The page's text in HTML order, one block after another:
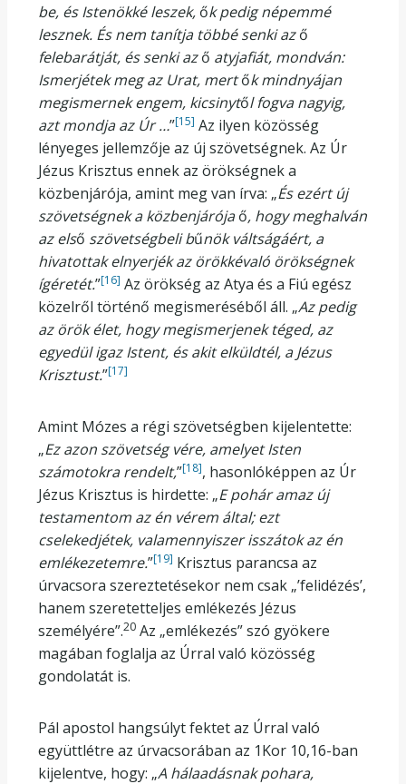
be, és Istenökké leszek, ők pedig népemmé
lesznek. És nem tanítja többé senki aző
felebarátját, és senki aző atyjafiát, mondván:
Ismerjétek meg az Urat, mertők mindnyájan
megismernek engem, kicsinytől fogva nagyig,
azt mondja az Úr …”[15] Az ilyen közösség
lényeges jellemzője az új szövetségnek. Az Úr
Jézus Krisztus ennek az örökségnek a
közbenjárója, amint meg van írva: „És ezért új
szövetségnek a közbenjárójaő, hogy meghalván
az első szövetségbeli bűnök váltságáért, a
hivatottak elnyerjék az örökkévaló örökségnek
ígéretét.”[16] Az örökség az Atya és a Fiú egész
közelről történő megismeréséből áll. „Az pedig
az örök élet, hogy megismerjenek téged, az
egyedül igaz Istent, és akit elküldtél, a Jézus
Krisztust.”[17]
Amint Mózes a régi szövetségben kijelentette:
„Ez azon szövetség vére, amelyet Isten
számotokra rendelt,”[18], hasonlóképpen az Úr
Jézus Krisztus is hirdette: „E pohár amaz új
testamentom az én vérem által; ezt
cselekedjétek, valamennyiszer isszátok az én
emlékezetemre.”[19] Krisztus parancsa az
úrvacsora szereztetésekor nem csak „’felidézés’,
hanem szeretetteljes emlékezés Jézus
személyére”.20 Az „emlékezés” szó gyökere
magában foglalja az Úrral való közösség
gondolatát is.
Pál apostol hangsúlyt fektet az Úrral való
együttlétre az úrvacsorában az 1Kor 10,16-ban
kijelentve, hogy: „A hálaadásnak pohara,